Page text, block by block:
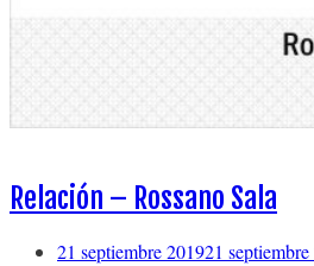
Relación – Rossano Sala
21 septiembre 201921